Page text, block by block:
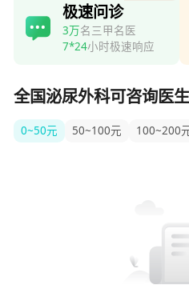
极速问诊
3万名三甲名医
7*24小时极速响应
全国泌尿外科可咨询医生
0~50元 50~100元 100~200